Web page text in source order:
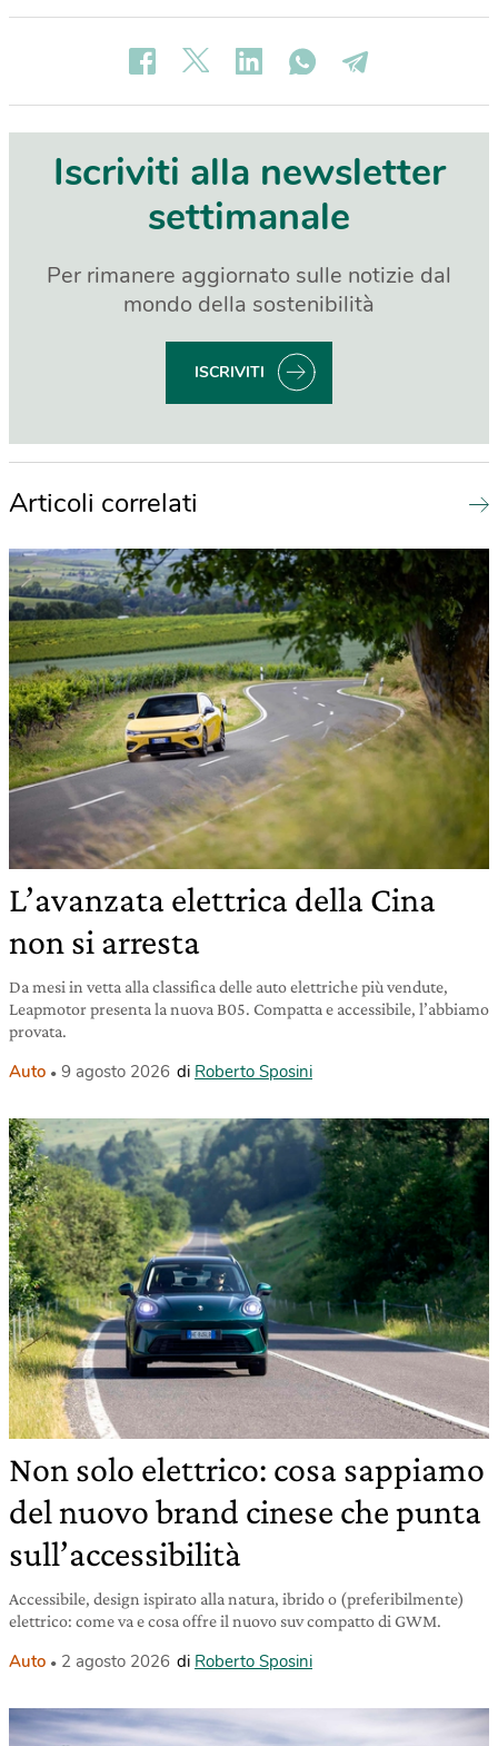
Iscriviti alla newsletter
settimanale
Per rimanere aggiornato sulle notizie dal
mondo della sostenibilità
ISCRIVITI
Articoli correlati
L’avanzata elettrica della Cina
non si arresta
Da mesi in vetta alla classifica delle auto elettriche più vendute,
Leapmotor presenta la nuova B05. Compatta e accessibile, l’abbiamo
provata.
Auto 9 agosto 2026 di Roberto Sposini
Non solo elettrico: cosa sappiamo
del nuovo brand cinese che punta
sull’accessibilità
Accessibile, design ispirato alla natura, ibrido o (preferibilmente)
elettrico: come va e cosa offre il nuovo suv compatto di GWM.
Auto 2 agosto 2026 di Roberto Sposini